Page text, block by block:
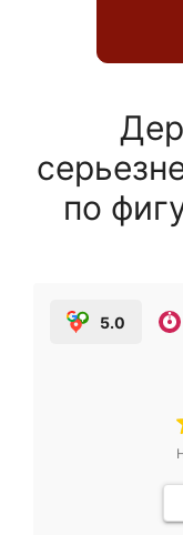
по
5.0